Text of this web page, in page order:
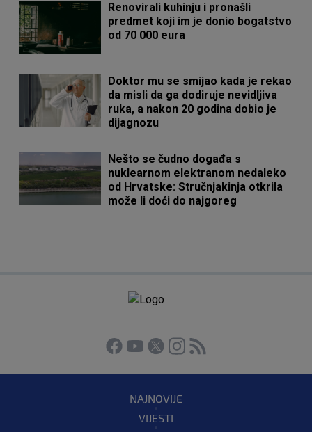
Renovirali kuhinju i pronašli
predmet koji im je donio bogatstvo
od 70 000 eura
Doktor mu se smijao kada je rekao
da misli da ga dodiruje nevidljiva
ruka, a nakon 20 godina dobio je
dijagnozu
Nešto se čudno događa s
nuklearnom elektranom nedaleko
od Hrvatske: Stručnjakinja otkrila
može li doći do najgoreg
NAJNOVIJE
VIJESTI